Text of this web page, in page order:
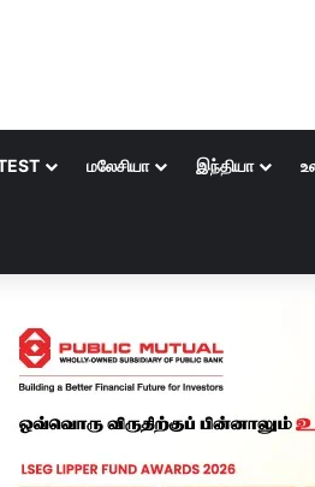
மலேசியா இந்தியா